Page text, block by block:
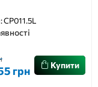
CP011.5L
грн Купити